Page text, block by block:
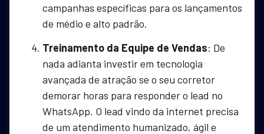
campanhas específicas para os lançamentos
de médio e alto padrão.
Treinamento da Equipe de Vendas: De
nada adianta investir em tecnologia
avançada de atração se o seu corretor
demorar horas para responder o lead no
WhatsApp. O lead vindo da internet precisa
de um atendimento humanizado, ágil e